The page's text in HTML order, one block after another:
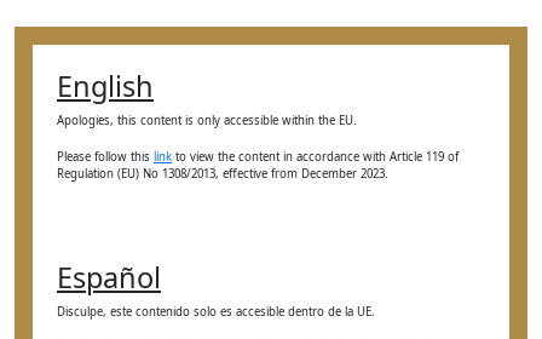
English
Apologies, this content is only accessible within the EU.
Please follow this link to view the content in accordance with Article 119 of
Regulation (EU) No 1308/2013, effective from December 2023.
Español
Disculpe, este contenido solo es accesible dentro de la UE.